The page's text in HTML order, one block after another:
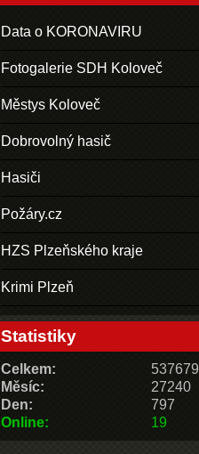
Data o KORONAVIRU
Fotogalerie SDH Koloveč
Městys Koloveč
Dobrovolný hasič
Hasiči
Požáry.cz
HZS Plzeňského kraje
Krimi Plzeň
Statistiky
Online: 19
Celkem:
537679
Měsíc:
27240
Den:
797